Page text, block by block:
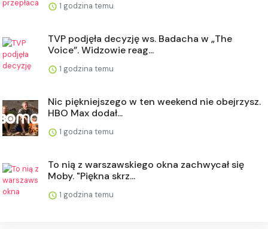
1 godzina temu
TVP podjęła decyzję ws. Badacha w „The
Voice”. Widzowie reag...
1 godzina temu
Nic piękniejszego w ten weekend nie obejrzysz.
HBO Max dodał...
1 godzina temu
To nią z warszawskiego okna zachwycał się
Moby. "Piękna skrz...
1 godzina temu